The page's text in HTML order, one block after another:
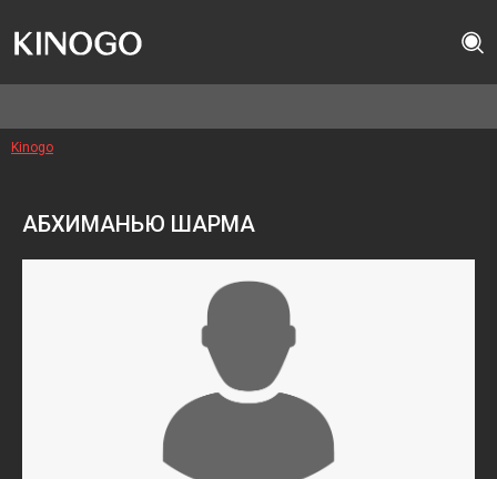
Kinogo
АБХИМАНЬЮ ШАРМА